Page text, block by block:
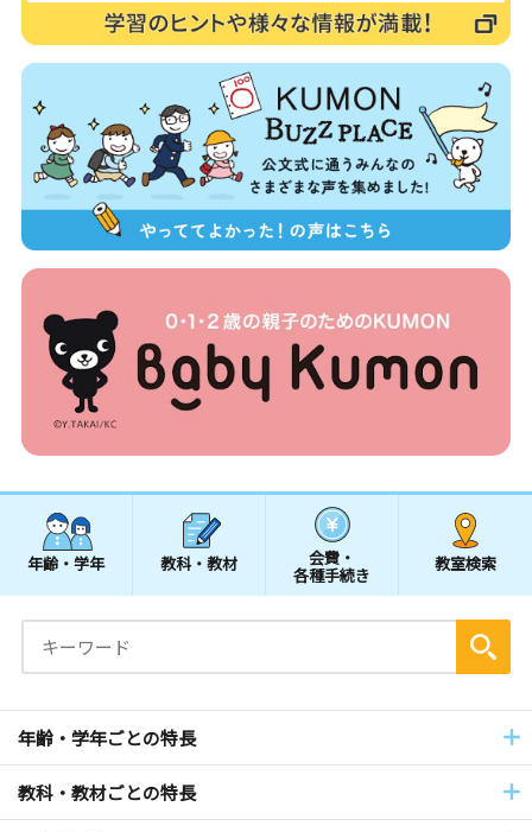
年齢・学年 教科・教材 会費・
各種手続き
教室検索
年齢・学年ごとの特長
教科・教材ごとの特長